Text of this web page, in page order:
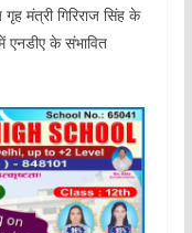
मंत्री गिरिराज सिंह के
एनडीए के संभावित